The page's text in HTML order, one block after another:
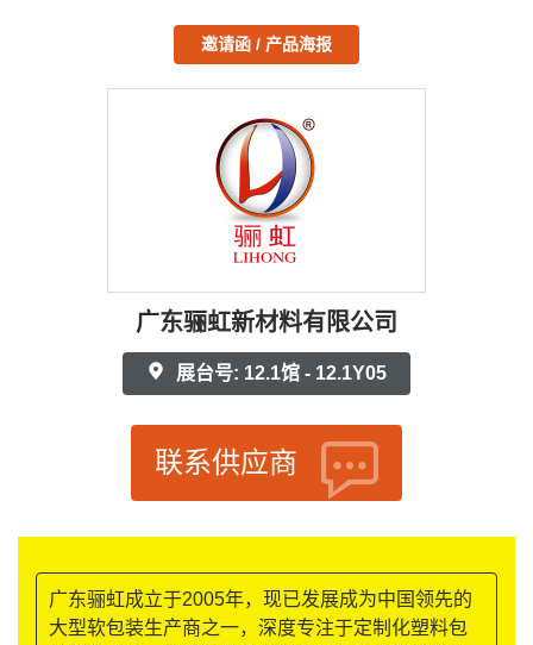
邀请函 / 产品海报
广东骊虹新材料有限公司
展台号: 12.1馆 - 12.1Y05
联系供应商
广东骊虹成立于2005年，现已发展成为中国领先的
大型软包装生产商之一，深度专注于定制化塑料包